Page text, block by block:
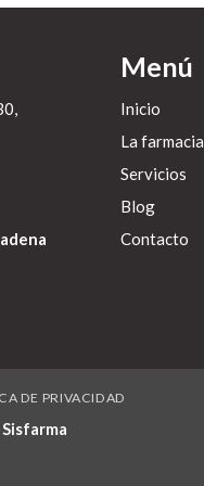
Menú
Inicio
La farmacia
Servicios
Blog
Contacto
DE PRIVACIDAD
Sisfarma